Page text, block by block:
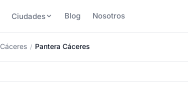
Ciudades Blog Nosotros
Cáceres / Pantera Cáceres